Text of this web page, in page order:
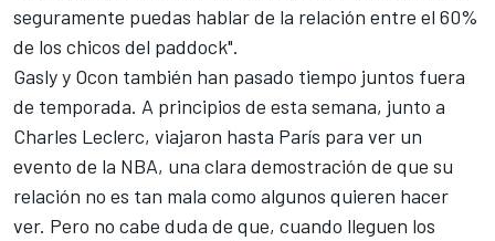
seguramente puedas hablar de la relación entre el 60%
de los chicos del paddock".
Gasly y Ocon también han pasado tiempo juntos fuera
de temporada. A principios de esta semana, junto a
Charles Leclerc, viajaron hasta París para ver un
evento de la NBA, una clara demostración de que su
relación no es tan mala como algunos quieren hacer
ver. Pero no cabe duda de que, cuando lleguen los